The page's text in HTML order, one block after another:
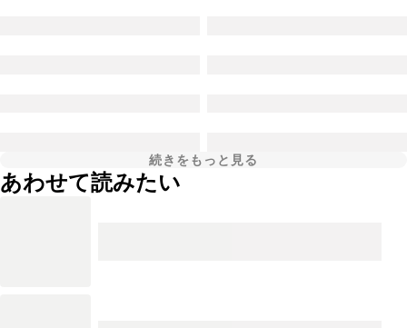
続きをもっと見る
あわせて読みたい